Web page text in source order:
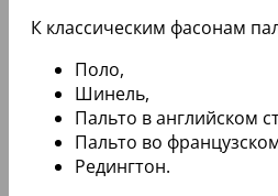
К классическим фасонам
Поло,
Шинель,
Пальто в английском
Пальто во
Редингтон.